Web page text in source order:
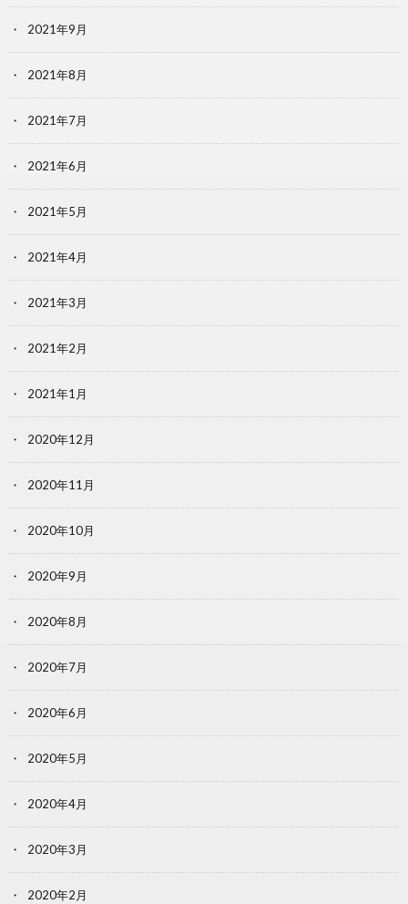
2021年9月
2021年8月
2021年7月
2021年6月
2021年5月
2021年4月
2021年3月
2021年2月
2021年1月
2020年12月
2020年11月
2020年10月
2020年9月
2020年8月
2020年7月
2020年6月
2020年5月
2020年4月
2020年3月
2020年2月